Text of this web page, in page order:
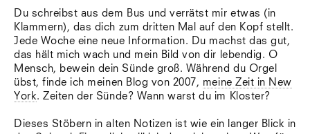
Du schreibst aus dem Bus und verrätst mir etwas (in
Klammern), das dich zum dritten Mal auf den Kopf stellt.
Jede Woche eine neue Information. Du machst das gut,
das hält mich wach und mein Bild von dir lebendig. O
Mensch, bewein dein Sünde groß. Während du Orgel
übst, finde ich meinen Blog von 2007, meine Zeit in New
York. Zeiten der Sünde? Wann warst du im Kloster?
Dieses Stöbern in alten Notizen ist wie ein langer Blick in